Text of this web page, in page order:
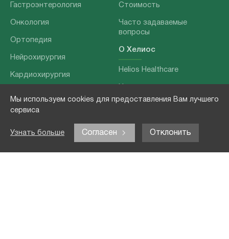
Мы используем cookies для предоставления Вам лучшего
сервиса
Узнать больше Согласен Отклонить
Гастроэнтерология
Онкология
Ортопедия
Нейрохирургия
Кардиохирургия
Хирургия позвоночника
Стоимость
Часто задаваемые
вопросы
О Хелиос
Helios Healthcare
О нашей команде
Выходные данные